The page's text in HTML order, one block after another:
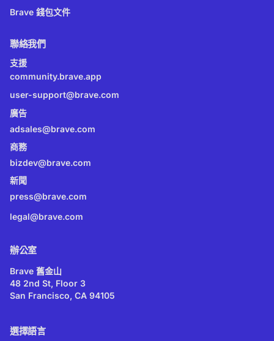
Brave 錢包文件
聯絡我們
支援
community.brave.app
user-support@brave.com
廣告
adsales@brave.com
商務
bizdev@brave.com
新聞
press@brave.com
legal@brave.com
辦公室
Brave 舊金山
48 2nd St, Floor 3
San Francisco, CA 94105
選擇語言